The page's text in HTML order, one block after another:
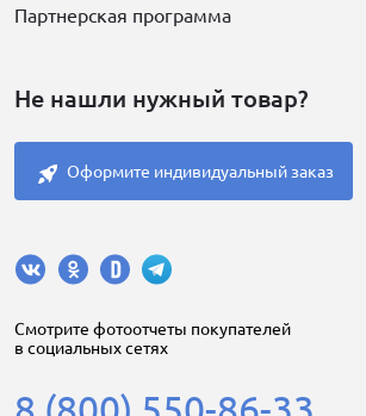
Партнерская программа
Не нашли нужный товар?
Оформите индивидуальный заказ
Cмотрите фотоотчеты покупателей
в социальных сетях